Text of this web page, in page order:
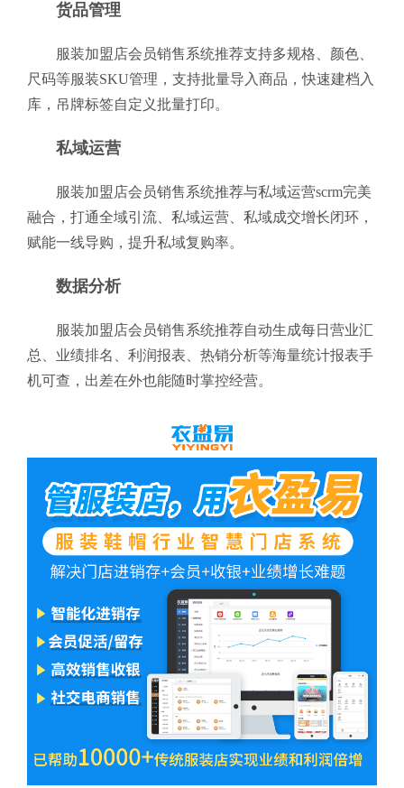
货品管理
服装加盟店会员销售系统推荐支持多规格、颜色、
尺码等服装SKU管理，支持批量导入商品，快速建档入
库，吊牌标签自定义批量打印。
私域运营
服装加盟店会员销售系统推荐与私域运营scrm完美
融合，打通全域引流、私域运营、私域成交增长闭环，
赋能一线导购，提升私域复购率。
数据分析
服装加盟店会员销售系统推荐自动生成每日营业汇
总、业绩排名、利润报表、热销分析等海量统计报表手
机可查，出差在外也能随时掌控经营。